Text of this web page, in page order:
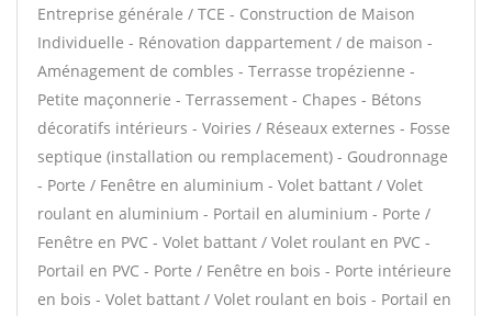
Entreprise générale / TCE - Construction de Maison
Individuelle - Rénovation dappartement / de maison -
Aménagement de combles - Terrasse tropézienne -
Petite maçonnerie - Terrassement - Chapes - Bétons
décoratifs intérieurs - Voiries / Réseaux externes - Fosse
septique (installation ou remplacement) - Goudronnage
- Porte / Fenêtre en aluminium - Volet battant / Volet
roulant en aluminium - Portail en aluminium - Porte /
Fenêtre en PVC - Volet battant / Volet roulant en PVC -
Portail en PVC - Porte / Fenêtre en bois - Porte intérieure
en bois - Volet battant / Volet roulant en bois - Portail en